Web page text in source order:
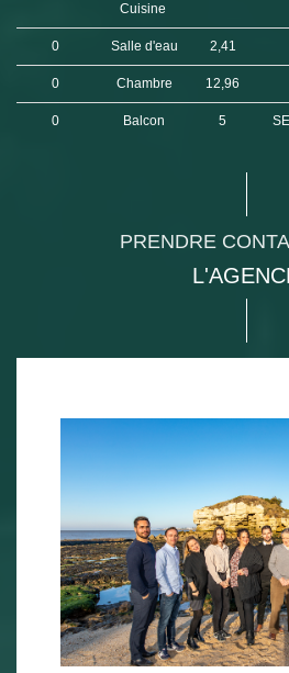
Cuisine
0 Salle d'eau 2,41
0 Chambre 12,96
0 Balcon 5 SE
PRENDRE